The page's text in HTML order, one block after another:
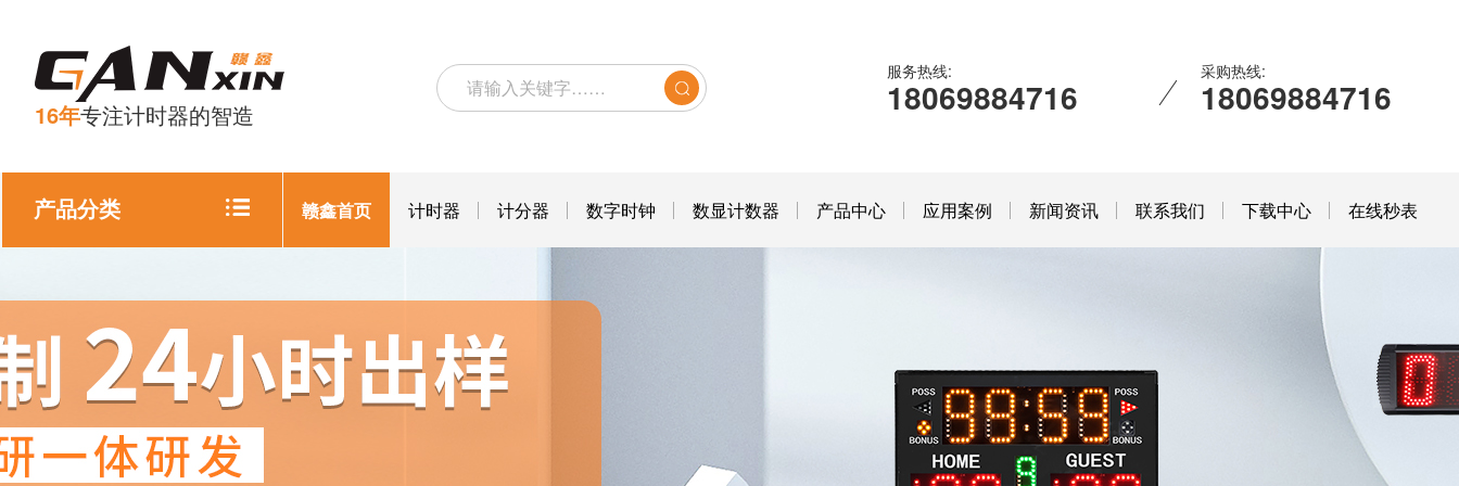
16年专注计时器的智造
服务热线:
18069884716
采购热线:
18069884716
产品分类 赣鑫首页 计时器 计分器 数字时钟 数显计数器 产品中心 应用案例 新闻资讯 联系我们 下载中心 在线秒表